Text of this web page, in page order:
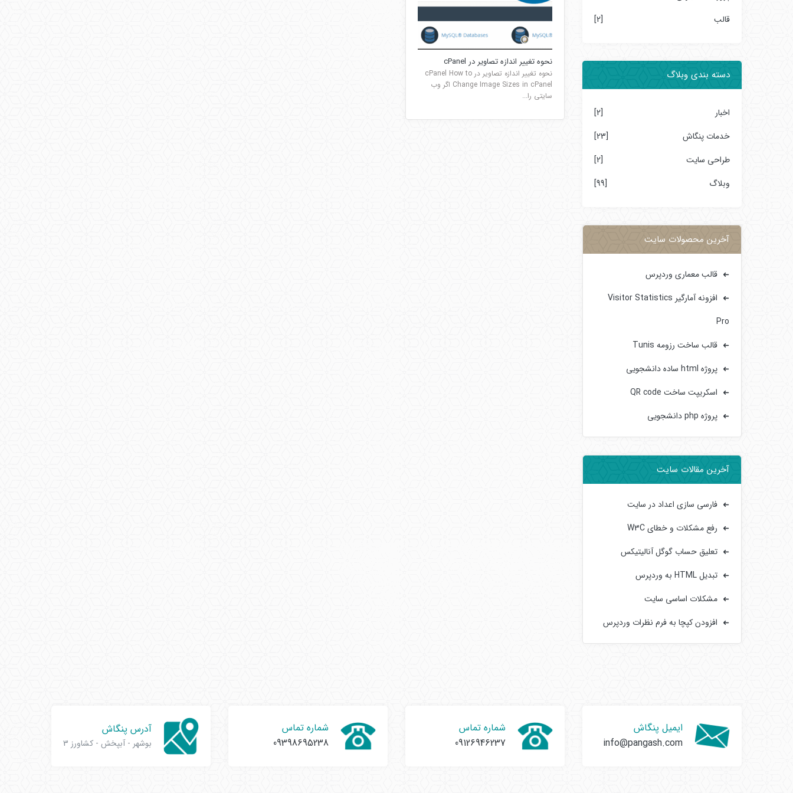
قالب
[2]
دسته بندی وبلاگ
اخبار
[2]
خدمات پنگاش
[23]
طراحی سایت
[2]
وبلاگ
[99]
آخرین محصولات سایت
قالب معماری وردپرس
افزونه آمارگیر Visitor Statistics
Pro
قالب ساخت رزومه Tunis
پروژه html ساده دانشجویی
اسکریپت ساخت QR code
پروژه php دانشجویی
آخرین مقالات سایت
فارسی سازی اعداد در سایت
رفع مشکلات و خطای W3C
تعلیق حساب گوگل آنالیتیکس
تبدیل HTML به وردپرس
مشکلات اساسی سایت‌
افزودن کپچا به فرم‌ نظرات وردپرس
نحوه تغییر اندازه تصاویر در cPanel
نحوه تغییر اندازه تصاویر در cPanel How to
Change Image Sizes in cPanel اگر وب
سایتی را...
ایمیل پنگاش
info@pangash.com
شماره تماس
09126946237
شماره تماس
09398695238
آدرس پنگاش
بوشهر - آبپخش - کشاورز 3